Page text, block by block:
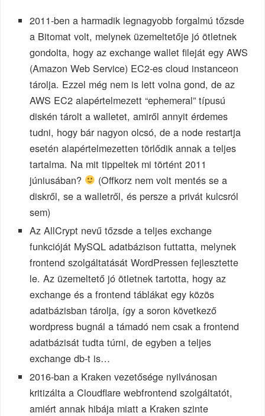
2011-ben a harmadik legnagyobb forgalmú tőzsde
a Bitomat volt, melynek üzemeltetője jó ötletnek
gondolta, hogy az exchange wallet fileját egy AWS
(Amazon Web Service) EC2-es cloud instanceon
tárolja. Ezzel még nem is lett volna gond, de az
AWS EC2 alapértelmezett “ephemeral” típusú
diskén tárolt a walletet, amiről annyit érdemes
tudni, hogy bár nagyon olcsó, de a node restartja
esetén alapértelmezetten törlődik annak a teljes
tartalma. Na mit tippeltek mi történt 2011
júniusában?
(Offkorz nem volt mentés se a
diskről, se a walletről, és persze a privát kulcsról
sem)
Az AllCrypt nevű tőzsde a teljes exchange
funkcióját MySQL adatbázison futtatta, melynek
frontend szolgáltatását WordPressen fejlesztette
le. Az üzemeltető jó ötletnek tartotta, hogy az
exchange és a frontend táblákat egy közös
adatbázisban tárolja, így a soron következő
wordpress bugnál a támadó nem csak a frontend
adatbázisát tudta túrni, de egyben a teljes
exchange db-t is…
2016-ban a Kraken vezetősége nyilvánosan
kritizálta a Cloudflare webfrontend szolgáltatót,
amiért annak hibája miatt a Kraken szinte